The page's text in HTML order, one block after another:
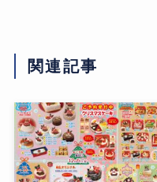
関連記事